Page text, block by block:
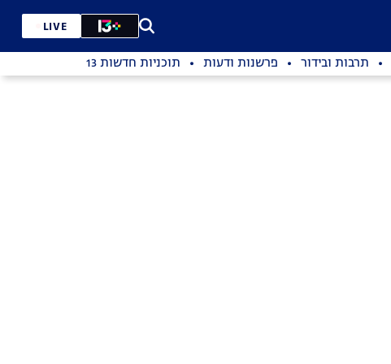
LIVE
תרבות ובידור פרשנות ודעות תוכניות חדשות 13